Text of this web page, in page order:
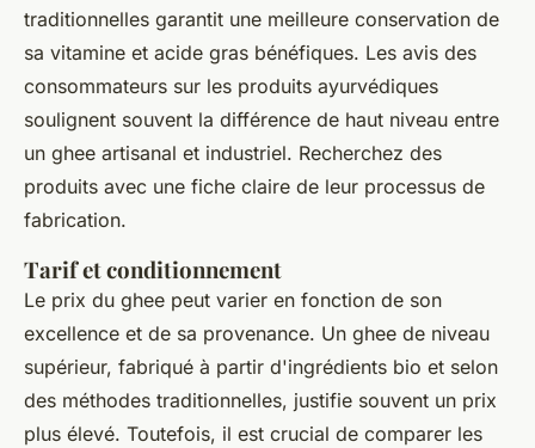
traditionnelles garantit une meilleure conservation de
sa vitamine et acide gras bénéfiques. Les avis des
consommateurs sur les produits ayurvédiques
soulignent souvent la différence de haut niveau entre
un ghee artisanal et industriel. Recherchez des
produits avec une fiche claire de leur processus de
fabrication.
Tarif et conditionnement
Le prix du ghee peut varier en fonction de son
excellence et de sa provenance. Un ghee de niveau
supérieur, fabriqué à partir d'ingrédients bio et selon
des méthodes traditionnelles, justifie souvent un prix
plus élevé. Toutefois, il est crucial de comparer les